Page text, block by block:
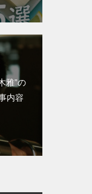
雅”の
内容